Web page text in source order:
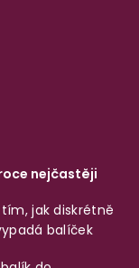
nejčastěji
jak diskrétně
balíček